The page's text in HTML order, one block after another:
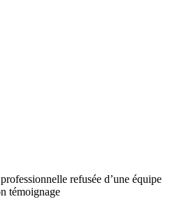
refusée d’une équipe
témoignage